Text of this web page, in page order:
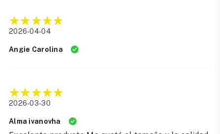
2026-04-04
Angie Carolina
2026-03-30
Alma ivanovha